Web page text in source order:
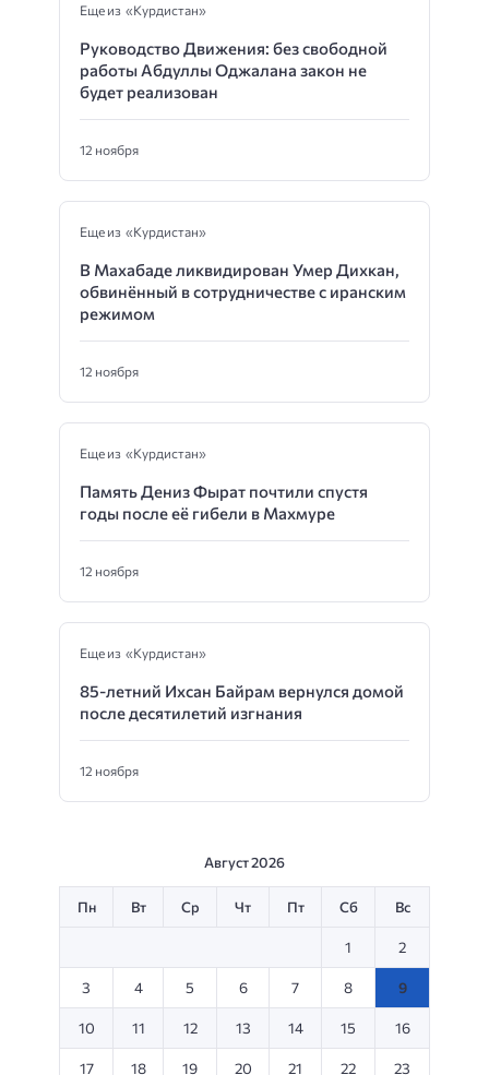
Еще из «Курдистан»
Руководство Движения: без свободной
работы Абдуллы Оджалана закон не
будет реализован
12 ноября
Еще из «Курдистан»
В Махабаде ликвидирован Умер Дихкан,
обвинённый в сотрудничестве с иранским
режимом
12 ноября
Еще из «Курдистан»
Память Дениз Фырат почтили спустя
годы после её гибели в Махмуре
12 ноября
Еще из «Курдистан»
85-летний Ихсан Байрам вернулся домой
после десятилетий изгнания
12 ноября
Август 2026
Пн Вт Ср Чт Пт Сб Вс
1 2
3 4 5 6 7 8 9
10 11 12 13 14 15 16
17 18 19 20 21 22 23